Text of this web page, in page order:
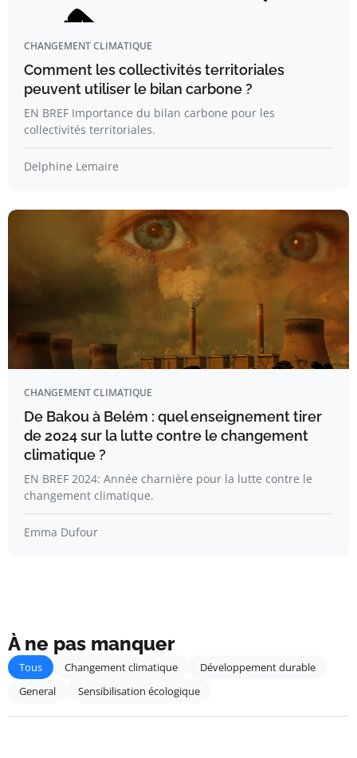
CHANGEMENT CLIMATIQUE
Comment les collectivités territoriales
peuvent utiliser le bilan carbone ?
EN BREF Importance du bilan carbone pour les
collectivités territoriales.
Delphine Lemaire
CHANGEMENT CLIMATIQUE
De Bakou à Belém : quel enseignement tirer
de 2024 sur la lutte contre le changement
climatique ?
EN BREF 2024: Année charnière pour la lutte contre le
changement climatique.
Emma Dufour
À ne pas manquer
Tous Changement climatique
Développement durable
General
Sensibilisation écologique